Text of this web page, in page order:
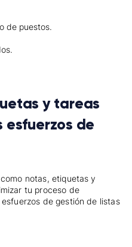
de puestos.
y tareas
de
notas, etiquetas y
tu proceso de
de gestión de listas